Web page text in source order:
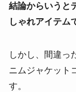
結論からいうと
しゃれアイテム
しかし、間違っ
ニムジャケット
す。